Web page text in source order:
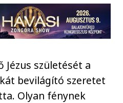
születését a
bevilágító szeretet
Olyan fénynek